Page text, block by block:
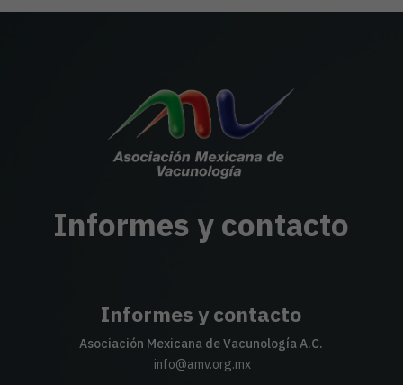
Informes y contacto
Informes y contacto
Asociación Mexicana de Vacunología A.C.
info@amv.org.mx